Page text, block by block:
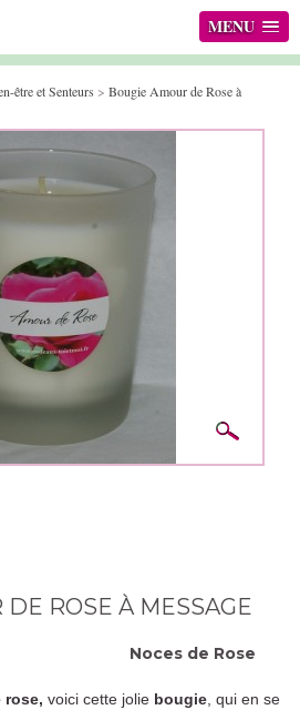
MENU
être et Senteurs > Bougie Amour de Rose à
ROSE À MESSAGE
Noces de Rose
rose, voici cette jolie bougie, qui en se